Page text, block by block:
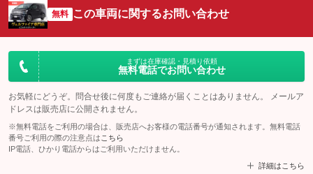
無料 この車両に関するお問い合わせ
まずは在庫確認・見積り依頼
無料電話でお問い合わせ
お気軽にどうぞ。問合せ後に何度もご連絡が届くことはありません。 メールア
ドレスは販売店に公開されません。
※無料電話をご利用の場合は、販売店へお客様の電話番号が通知されます。無料電話
番号ご利用の際の注意点は こちら
IP電話、ひかり電話からはご利用いただけません。
詳細はこちら